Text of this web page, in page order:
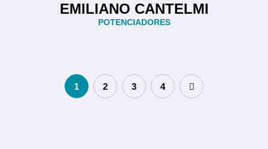
EMILIANO CANTELMI
POTENCIADORES
1 2 3 4